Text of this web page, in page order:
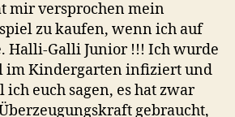
mir versprochen mein
zu kaufen, wenn ich auf
Halli-Galli Junior !!! Ich wurde
im Kindergarten infiziert und
ich euch sagen, es hat zwar
gebraucht,